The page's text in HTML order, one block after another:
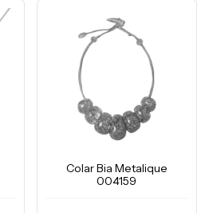
Colar Bia Metalique
004159